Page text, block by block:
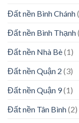
Đất nền Bình Chánh
Đất nền Bình Thạnh
Đất nền Nhà Bè(1)
Đất nền Quận 2 (3)
Đất nền Quận 9(1)
Đất nền Tân Bình(2)